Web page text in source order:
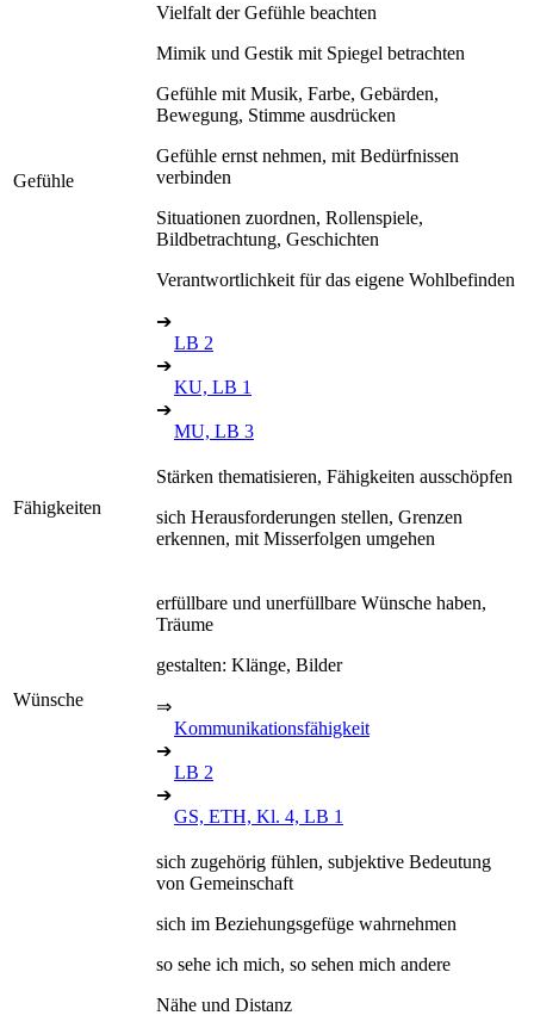
Gefühle
Vielfalt der Gefühle beachten
Mimik und Gestik mit Spiegel betrachten
Gefühle mit Musik, Farbe, Gebärden,
Bewegung, Stimme ausdrücken
Gefühle ernst nehmen, mit Bedürfnissen
verbinden
Situationen zuordnen, Rollenspiele,
Bildbetrachtung, Geschichten
Verantwortlichkeit für das eigene Wohlbefinden
➔
LB 2
➔
KU, LB 1
➔
MU, LB 3
Fähigkeiten
Stärken thematisieren, Fähigkeiten ausschöpfen
sich Herausforderungen stellen, Grenzen
erkennen, mit Misserfolgen umgehen
Wünsche
erfüllbare und unerfüllbare Wünsche haben,
Träume
gestalten: Klänge, Bilder
⇒
Kommunikationsfähigkeit
➔
LB 2
➔
GS, ETH, Kl. 4, LB 1
sich zugehörig fühlen, subjektive Bedeutung
von Gemeinschaft
sich im Beziehungsgefüge wahrnehmen
so sehe ich mich, so sehen mich andere
Nähe und Distanz